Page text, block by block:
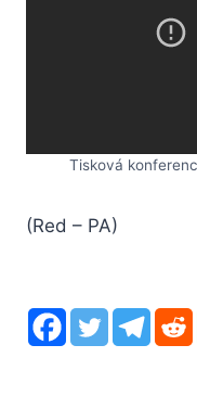
Tisková
(Red – PA)